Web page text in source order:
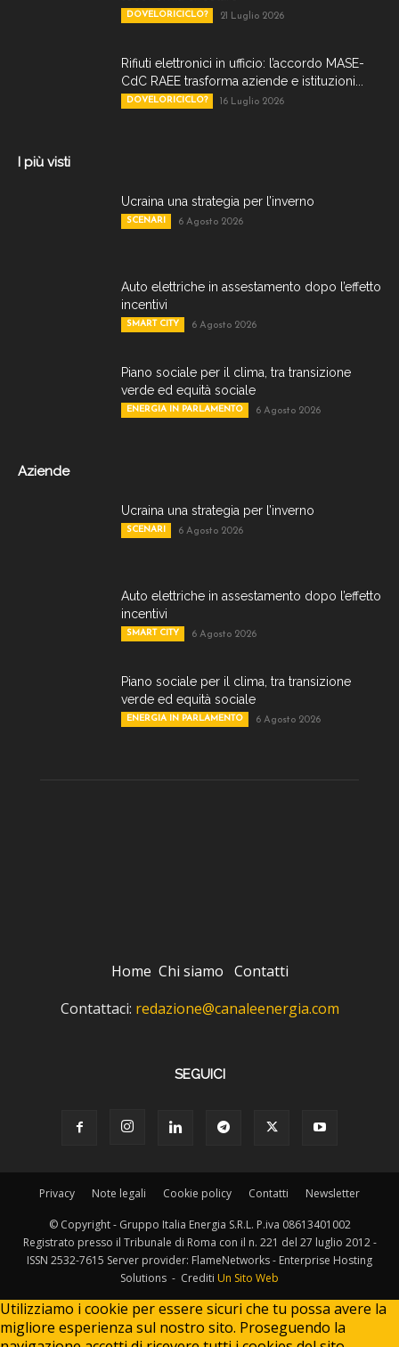
DOVELORICICLO? 21 Luglio 2026
Rifiuti elettronici in ufficio: l’accordo MASE-
CdC RAEE trasforma aziende e istituzioni...
DOVELORICICLO? 16 Luglio 2026
I più visti
Ucraina una strategia per l’inverno
SCENARI 6 Agosto 2026
Auto elettriche in assestamento dopo l’effetto
incentivi
SMART CITY 6 Agosto 2026
Piano sociale per il clima, tra transizione
verde ed equità sociale
ENERGIA IN PARLAMENTO 6 Agosto 2026
Aziende
Ucraina una strategia per l’inverno
SCENARI 6 Agosto 2026
Auto elettriche in assestamento dopo l’effetto
incentivi
SMART CITY 6 Agosto 2026
Piano sociale per il clima, tra transizione
verde ed equità sociale
ENERGIA IN PARLAMENTO 6 Agosto 2026
Home Chi siamo Contatti
Contattaci: redazione@canaleenergia.com
SEGUICI
Privacy Note legali Cookie policy Contatti Newsletter
© Copyright - Gruppo Italia Energia S.R.L. P.iva 08613401002
Registrato presso il Tribunale di Roma con il n. 221 del 27 luglio 2012 -
ISSN 2532-7615 Server provider: FlameNetworks - Enterprise Hosting
Solutions - Crediti Un Sito Web
Utilizziamo i cookie per essere sicuri che tu possa avere la
migliore esperienza sul nostro sito. Proseguendo la